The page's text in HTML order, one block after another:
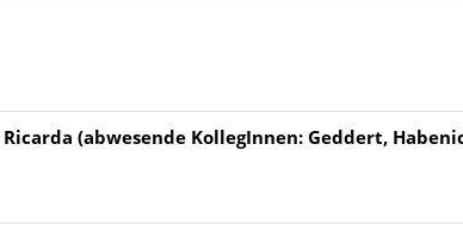
(abwesende KollegInnen: Geddert,